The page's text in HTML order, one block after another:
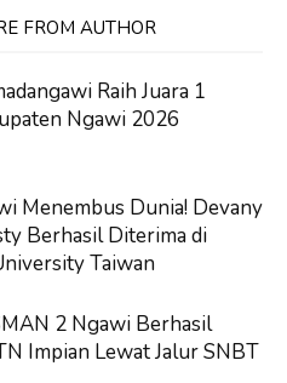
FROM AUTHOR
Raih Juara 1
Ngawi 2026
Menembus Dunia! Devany
Berhasil Diterima di
Taiwan
2 Ngawi Berhasil
Impian Lewat Jalur SNBT